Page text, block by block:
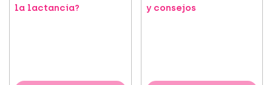
la lactancia?
y consejos